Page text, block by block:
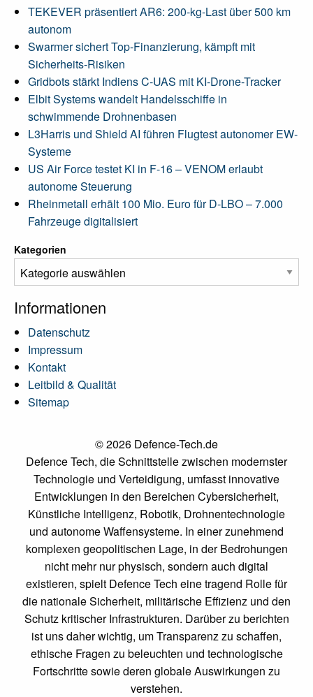
TEKEVER präsentiert AR6: 200-kg-Last über 500 km
autonom
Swarmer sichert Top-Finanzierung, kämpft mit
Sicherheits-Risiken
Gridbots stärkt Indiens C-UAS mit KI-Drone-Tracker
Elbit Systems wandelt Handelsschiffe in
schwimmende Drohnenbasen
L3Harris und Shield AI führen Flugtest autonomer EW-
Systeme
US Air Force testet KI in F-16 – VENOM erlaubt
autonome Steuerung
Rheinmetall erhält 100 Mio. Euro für D-LBO – 7.000
Fahrzeuge digitalisiert
Kategorien
Informationen
Datenschutz
Impressum
Kontakt
Leitbild & Qualität
Sitemap
© 2026 Defence-Tech.de
Defence Tech, die Schnittstelle zwischen modernster
Technologie und Verteidigung, umfasst innovative
Entwicklungen in den Bereichen Cybersicherheit,
Künstliche Intelligenz, Robotik, Drohnentechnologie
und autonome Waffensysteme. In einer zunehmend
komplexen geopolitischen Lage, in der Bedrohungen
nicht mehr nur physisch, sondern auch digital
existieren, spielt Defence Tech eine tragend Rolle für
die nationale Sicherheit, militärische Effizienz und den
Schutz kritischer Infrastrukturen. Darüber zu berichten
ist uns daher wichtig, um Transparenz zu schaffen,
ethische Fragen zu beleuchten und technologische
Fortschritte sowie deren globale Auswirkungen zu
verstehen.